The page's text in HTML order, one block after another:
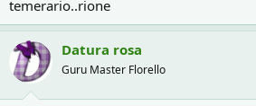
temerario..rione
Datura rosa
Guru Master Florello